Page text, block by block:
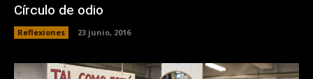
Círculo de odio
Reflexiones 23 junio, 2016